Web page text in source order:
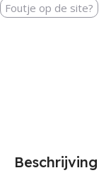
Foutje op de site?
Beschrijving